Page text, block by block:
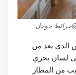
@خرائط جوجل
الذي يعد من
لسان بحري
من المطار